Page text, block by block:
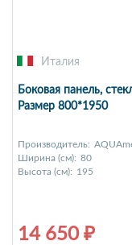
Италия
Боковая панель,
Размер 800*1950
Производитель:
Ширина (см): 80
Высота (см): 195
14 650 ₽